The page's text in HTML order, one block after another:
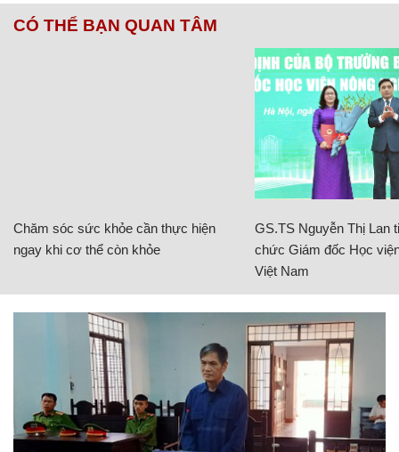
CÓ THỂ BẠN QUAN TÂM
Chăm sóc sức khỏe cần thực hiện
ngay khi cơ thể còn khỏe
GS.TS Nguyễn Thị Lan
chức Giám đốc Học
Việt Nam